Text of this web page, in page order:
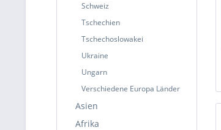
Schweiz
Tschechien
Tschechoslowakei
Ukraine
Ungarn
Verschiedene Europa Länder
Asien
Afrika